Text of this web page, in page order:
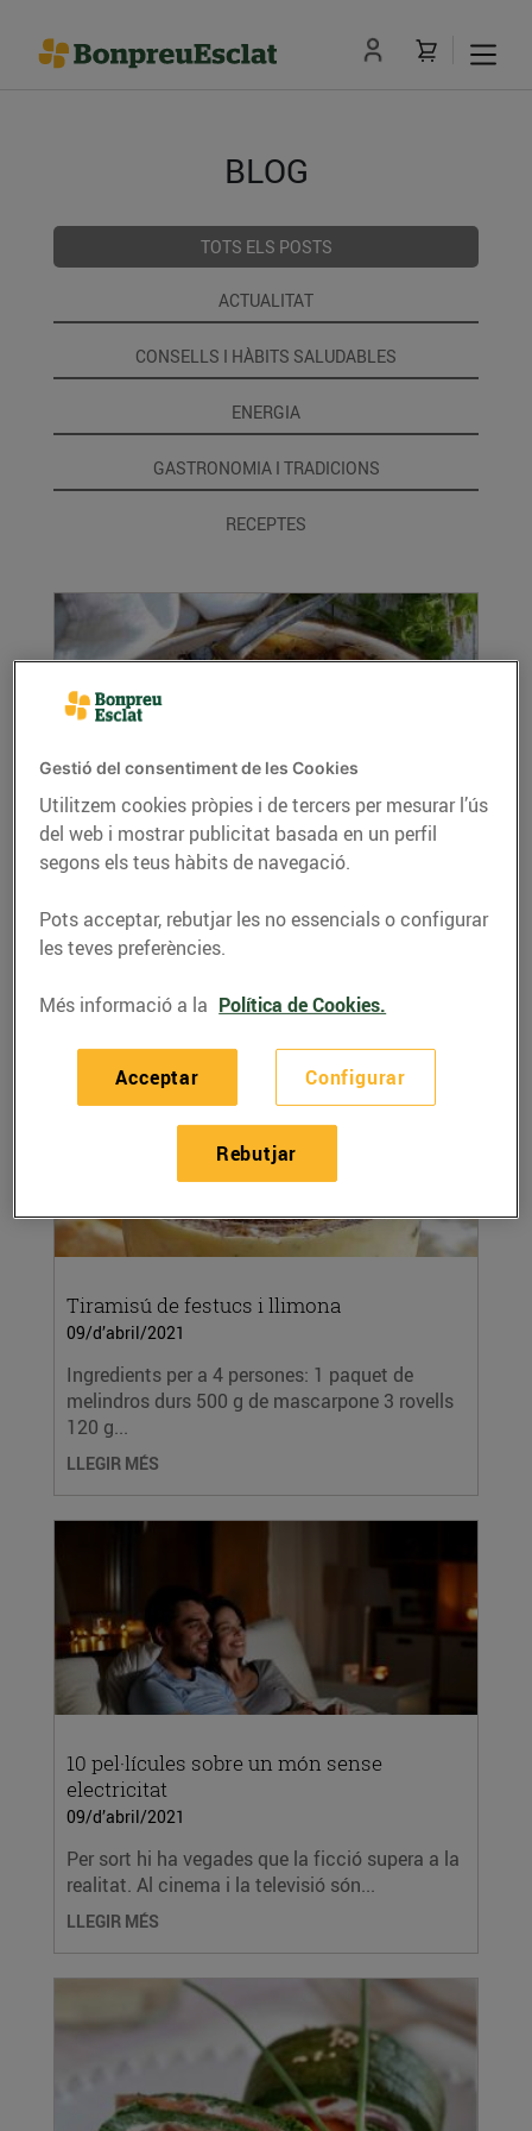
BLOG
TOTS ELS POSTS
ACTUALITAT
CONSELLS I HÀBITS SALUDABLES
ENERGIA
GASTRONOMIA I TRADICIONS
RECEPTES
Cuixa de xai al forn amb herbes fresques,
patates i pomes
Ingredients per a 4 persones: 1 cuixa de xai
grossa, amb la pell (uns 2,5 kg) 1 cullerada de
LLEGIR MÉS
Tiramisú de festucs i llimona
09/d’abril/2021
Ingredients per a 4 persones: 1 paquet de
melindros durs 500 g de mascarpone 3 rovells
120 g...
LLEGIR MÉS
10 pel·lícules sobre un món sense
electricitat
09/d’abril/2021
Per sort hi ha vegades que la ficció supera a la
realitat. Al cinema i la televisió són...
LLEGIR MÉS
Gestió del consentiment de les Cookies
Utilitzem cookies pròpies i de tercers per mesurar l’ús
del web i mostrar publicitat basada en un perfil
segons els teus hàbits de navegació.
Pots acceptar, rebutjar les no essencials o configurar
les teves preferències.
Més informació a la Política de Cookies.
Configurar
Rebutjar
Acceptar